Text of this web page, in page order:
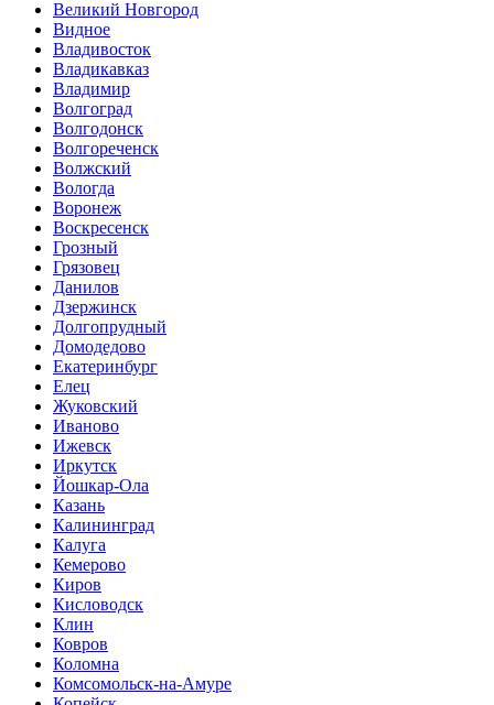
Великий Новгород
Видное
Владивосток
Владикавказ
Владимир
Волгоград
Волгодонск
Волгореченск
Волжский
Вологда
Воронеж
Воскресенск
Грозный
Грязовец
Данилов
Дзержинск
Долгопрудный
Домодедово
Екатеринбург
Елец
Жуковский
Иваново
Ижевск
Иркутск
Йошкар-Ола
Казань
Калининград
Калуга
Кемерово
Киров
Кисловодск
Клин
Ковров
Коломна
Комсомольск-на-Амуре